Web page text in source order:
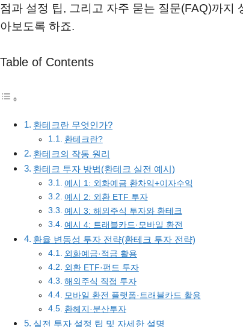
점과 설정 팁, 그리고 자주 묻는 질문(FAQ)까지
아보도록 하죠.
Table of Contents
환테크란 무엇인가?
환테크란?
환테크의 작동 원리
환테크 투자 방법(환테크 실전 예시)
예시 1: 외화예금 환차익+이자수익
예시 2: 외환 ETF 투자
예시 3: 해외주식 투자와 환테크
예시 4: 트래블카드·모바일 환전
환율 변동성 투자 전략(환테크 투자 전략)
외화예금·적금 활용
외환 ETF·펀드 투자
해외주식 직접 투자
모바일 환전 플랫폼·트래블카드 활용
환헤지·분산투자
실전 투자 설정 팁 및 자세한 설명